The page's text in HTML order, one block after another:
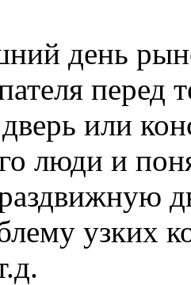
день
или
люди и
узких